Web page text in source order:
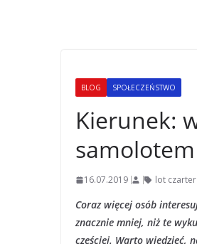
BLOG SPOŁECZEŃSTWO
Kierunek:
16.07.2019 lot
Coraz więcej osób
znacznie mniej, niż te
częściej. Warto wiedzieć,